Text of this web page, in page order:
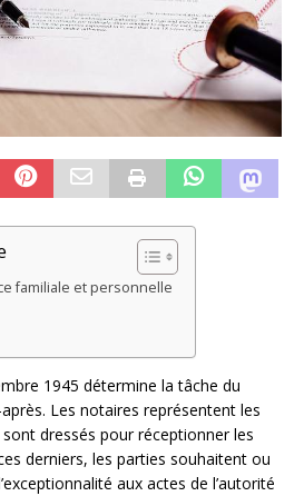
familiale et personnelle
1945 détermine la tâche du
Les notaires représentent les
dressés pour réceptionner les
derniers, les parties souhaitent ou
aux actes de l’autorité